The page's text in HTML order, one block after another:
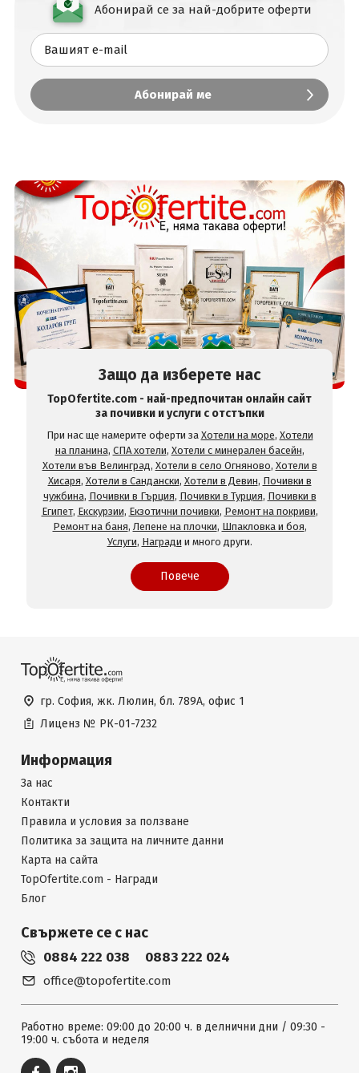
Абонирай се за най-добрите оферти
Защо да изберете нас
TopOfertite.com - най-предпочитан онлайн сайт
за почивки и услуги с отстъпки
При нас ще намерите оферти за Хотели на море, Хотели
на планина, СПА хотели, Хотели с минерален басейн,
Хотели във Велинград, Хотели в село Огняново, Хотели в
Хисаря, Хотели в Сандански, Хотели в Девин, Почивки в
чужбина, Почивки в Гърция, Почивки в Турция, Почивки в
Египет, Екскурзии, Екзотични почивки, Ремонт на покриви,
Ремонт на баня, Лепене на плочки, Шпакловка и боя,
Услуги, Награди и много други.
Повече
гр. София, жк. Люлин, бл. 789А, офис 1
Лиценз № РК-01-7232
Информация
За нас
Контакти
Правила и условия за ползване
Политика за защита на личните данни
Карта на сайта
TopOfertite.com - Награди
Блог
Свържете се с нас
0884 222 038 0883 222 024
office@topofertite.com
Работно време: 09:00 до 20:00 ч. в делнични дни / 09:30 -
19:00 ч. събота и неделя